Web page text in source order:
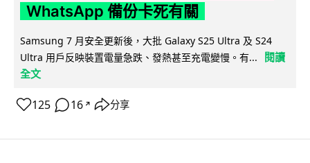
WhatsApp 備份卡死有關
Samsung 7 月安全更新後，大批 Galaxy S25 Ultra 及 S24
Ultra 用戶反映裝置電量急跌、發熱甚至充電變慢。有...
閱讀
全文
125 16 ↗ 分享